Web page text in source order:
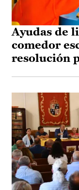
Ayudas de
comedor
resolución